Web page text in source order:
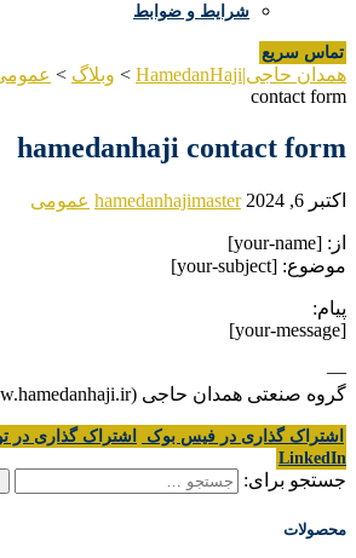
شرایط و ضوابط
تماس سریع
همدان حاجی|HamedanHaji > وبلاگ >
contact form
hamedanhaji contact form
اکتبر 6, 2024 hamedanhajimaster عمومی
از: [your-name]
موضوع: [your-subject]
پیام:
[your-message]
—
گروه صنعتی همدان حاجی (https://www.hamedanhaji.ir)
اشتراک گذاری در فیس بوک اشتراک گذاری در
LinkedIn
جستجو برای:
محصولات